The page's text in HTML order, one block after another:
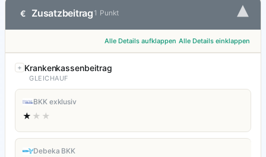
€ Zusatzbeitrag 1 Punkt ▾
Alle Details aufklappen Alle Details einklappen
Krankenkassenbeitrag
GLEICHAUF
BKK exklusiv
★ ★★
Debeka BKK